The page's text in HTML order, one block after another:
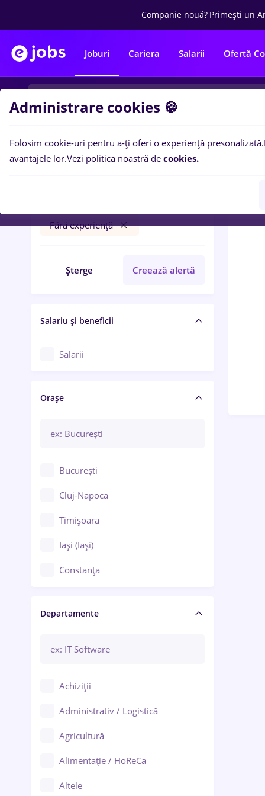
Companie nouă? Primești un
Joburi Cariera Salarii Ofertă
Filtre
Fără experiență
Șterge Creează alertă
Salariu și beneficii
Salarii
Orașe
București
Cluj-Napoca
Timișoara
Iași (Iași)
Constanța
Brașov
Bacău
Galați (Galați)
Ploiești
Departamente
Achiziții
Administrativ / Logistică
Agricultură
Alimentație / HoReCa
Altele
0
Administrare cookies 🍪
Folosim cookie-uri pentru a-ți oferi o experiență presonalizată.
avantajele lor.Vezi politica noastră de cookies.